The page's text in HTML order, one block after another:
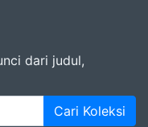
dari judul,
Cari Koleksi